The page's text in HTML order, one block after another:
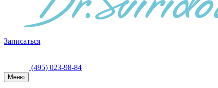
Записаться
(495) 023-98-84
Меню